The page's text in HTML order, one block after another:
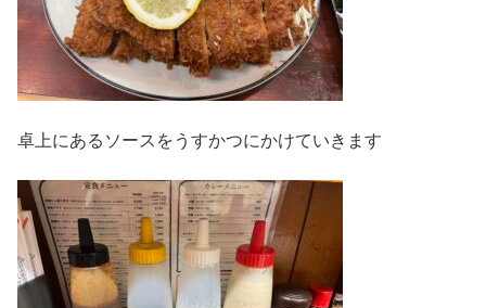
卓上にあるソースをうすかつにかけていきます